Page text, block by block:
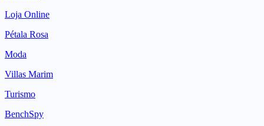
Loja Online
Pétala Rosa
Moda
Villas Marim
Turismo
BenchSpy